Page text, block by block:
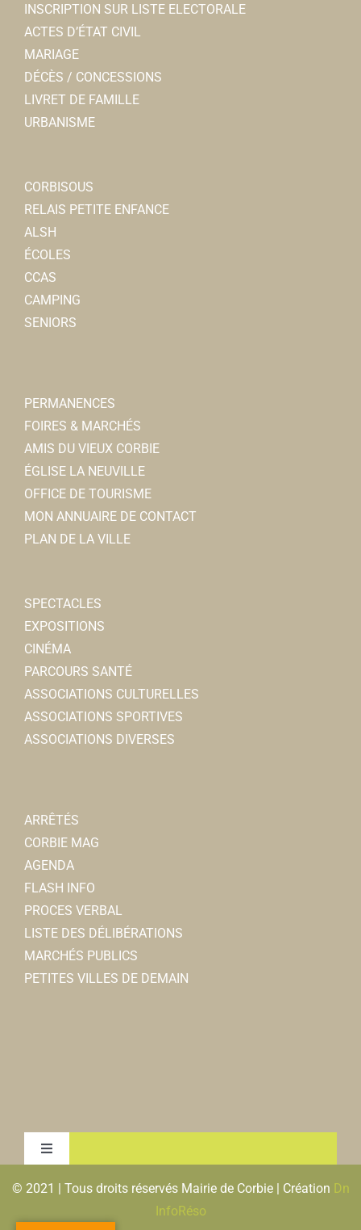
INSCRIPTION SUR LISTE ELECTORALE
ACTES D’ÉTAT CIVIL
MARIAGE
DÉCÈS / CONCESSIONS
LIVRET DE FAMILLE
URBANISME
CORBISOUS
RELAIS PETITE ENFANCE
ALSH
ÉCOLES
CCAS
CAMPING
SENIORS
PERMANENCES
FOIRES & MARCHÉS
AMIS DU VIEUX CORBIE
ÉGLISE LA NEUVILLE
OFFICE DE TOURISME
MON ANNUAIRE DE CONTACT
PLAN DE LA VILLE
SPECTACLES
EXPOSITIONS
CINÉMA
PARCOURS SANTÉ
ASSOCIATIONS CULTURELLES
ASSOCIATIONS SPORTIVES
ASSOCIATIONS DIVERSES
ARRÊTÉS
CORBIE MAG
AGENDA
FLASH INFO
PROCES VERBAL
LISTE DES DÉLIBÉRATIONS
MARCHÉS PUBLICS
PETITES VILLES DE DEMAIN
Toggle
MENTIONS LEGALES & RGPD
© 2021 | Tous droits réservés Mairie de Corbie | Création Dn
InfoRéso